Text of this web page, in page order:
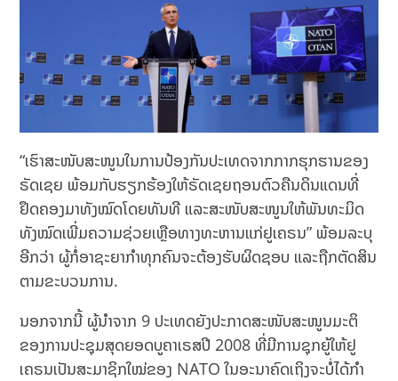
“ເຮົາສະໜັບສະໜູນໃນການປ້ອງກັນປະເທດຈາກກາກຮຸກຮານຂອງ
ຣັດເຊຍ ພ້ອມກັບຮຽກຮ້ອງໃຫ້ຣັດເຊຍຖອນຕົວຄືນດິນແດນທີ່
ຢຶດຄອງມາທັງໝົດໂດຍທັນທີ ແລະສະໜັບສະໜູນໃຫ້ພັນທະມິດ
ທັງໝົດເພີ່ມຄວາມຊ່ວຍເຫຼືອທາງທະຫານແກ່ຢູເຄຣນ” ພ້ອມລະບຸ
ອີກວ່າ ຜູ້ກໍ່ອາຊະຍາກໍາທຸກຄົນຈະຕ້ອງຮັບຜິດຊອບ ແລະຖືກຕັດສິນ
ຕາມຂະບວນການ.
ນອກຈາກນີ້ ຜູ້ນຳຈາກ 9 ປະເທດຍັງປະກາດສະໜັບສະໜູນມະຕິ
ຂອງການປະຊຸມສຸດຍອດບູຄາເຣສປີ 2008 ທີ່ມີການຊຸກຍູ້ໃຫ້ຢູ
ເຄຣນເປັນສະມາຊິກໃໝ່ຂອງ NATO ໃນອະນາຄົດເຖິງຈະບໍ່ໄດ້ກໍາ